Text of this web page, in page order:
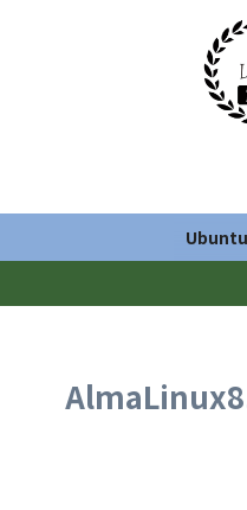
Ubuntu